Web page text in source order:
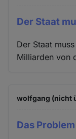
Der Staat
Der Staat
Milliarden von
wolfgang (nicht
Das